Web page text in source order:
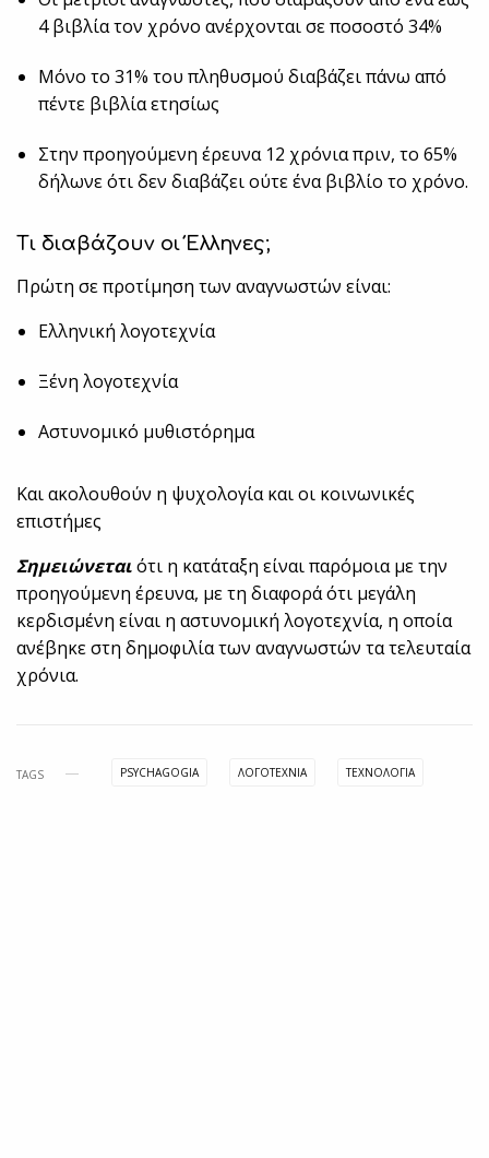
4 βιβλία τον χρόνο ανέρχονται σε ποσοστό 34%
Μόνο το 31% του πληθυσμού διαβάζει πάνω από
πέντε βιβλία ετησίως
Στην προηγούμενη έρευνα 12 χρόνια πριν, το 65%
δήλωνε ότι δεν διαβάζει ούτε ένα βιβλίο το χρόνο.
Τι διαβάζουν οι Έλληνες;
Πρώτη σε προτίμηση των αναγνωστών είναι:
Ελληνική λογοτεχνία
Ξένη λογοτεχνία
Αστυνομικό μυθιστόρημα
Και ακολουθούν η ψυχολογία και οι κοινωνικές
επιστήμες
Σημειώνεταιότι η κατάταξη είναι παρόμοια με την
προηγούμενη έρευνα, με τη διαφορά ότι μεγάλη
κερδισμένη είναι η αστυνομική λογοτεχνία, η οποία
ανέβηκε στη δημοφιλία των αναγνωστών τα τελευταία
χρόνια.
TAGS PSYCHAGOGIA ΛΟΓΟΤΕΧΝΙΑ ΤΕΧΝΟΛΟΓΊΑ